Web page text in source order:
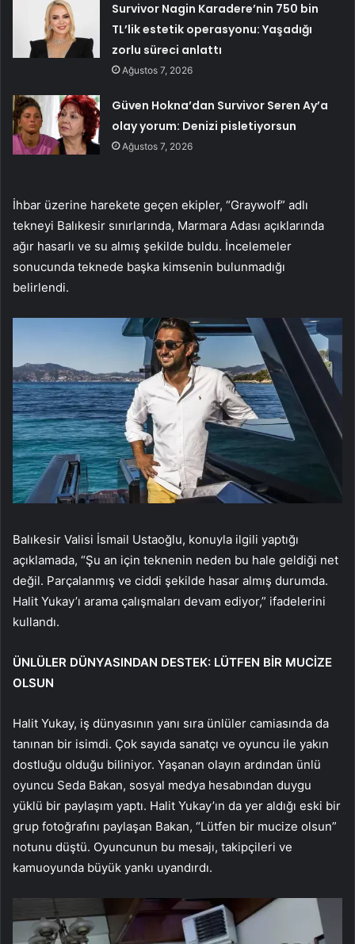
Survivor Nagin Karadere’nin 750 bin
TL’lik estetik operasyonu: Yaşadığı
zorlu süreci anlattı
Ağustos 7, 2026
Güven Hokna’dan Survivor Seren Ay’a
olay yorum: Denizi pisletiyorsun
Ağustos 7, 2026
İhbar üzerine harekete geçen ekipler, “Graywolf” adlı
tekneyi Balıkesir sınırlarında, Marmara Adası açıklarında
ağır hasarlı ve su almış şekilde buldu. İncelemeler
sonucunda teknede başka kimsenin bulunmadığı
belirlendi.
Balıkesir Valisi İsmail Ustaoğlu, konuyla ilgili yaptığı
açıklamada, “Şu an için teknenin neden bu hale geldiği net
değil. Parçalanmış ve ciddi şekilde hasar almış durumda.
Halit Yukay’ı arama çalışmaları devam ediyor,” ifadelerini
kullandı.
ÜNLÜLER DÜNYASINDAN DESTEK: LÜTFEN BİR MUCİZE
OLSUN
Halit Yukay, iş dünyasının yanı sıra ünlüler camiasında da
tanınan bir isimdi. Çok sayıda sanatçı ve oyuncu ile yakın
dostluğu olduğu biliniyor. Yaşanan olayın ardından ünlü
oyuncu Seda Bakan, sosyal medya hesabından duygu
yüklü bir paylaşım yaptı. Halit Yukay’ın da yer aldığı eski bir
grup fotoğrafını paylaşan Bakan, “Lütfen bir mucize olsun”
notunu düştü. Oyuncunun bu mesajı, takipçileri ve
kamuoyunda büyük yankı uyandırdı.